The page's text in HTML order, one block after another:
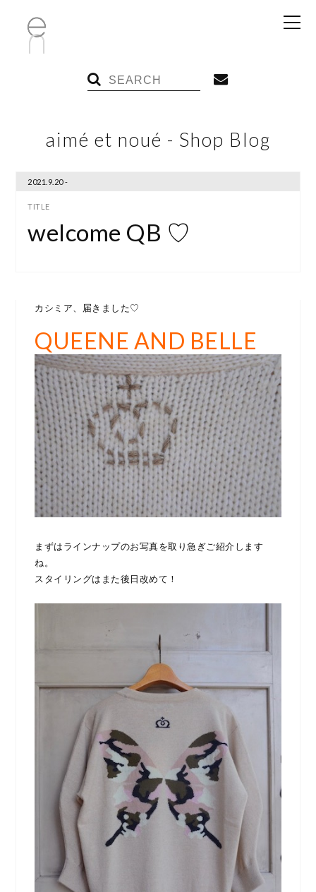
aimé et noué - Shop Blog
2021.9.20 -
welcome QB ♡
カシミア、届きました♡
QUEENE AND BELLE
まずはラインナップのお写真を取り急ぎご紹介します
ね。
スタイリングはまた後日改めて！